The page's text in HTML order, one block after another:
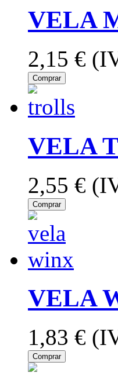
VELA
2,15 €
Comprar
VELA
2,55 €
Comprar
VELA
1,83 €
Comprar